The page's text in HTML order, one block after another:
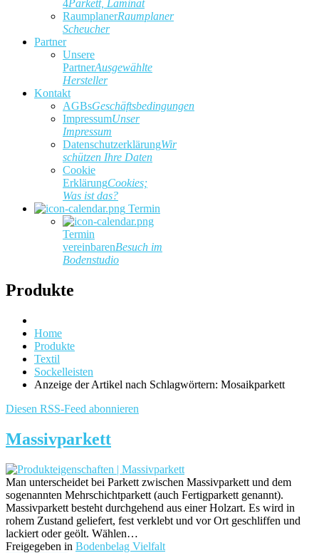
4Parkett, Laminat
RaumplanerRaumplaner
Scheucher
Partner
Unsere
PartnerAusgewählte
Hersteller
Kontakt
AGBsGeschäftsbedingungen
ImpressumUnser
Impressum
DatenschutzerklärungWir
schützen Ihre Daten
Cookie
ErklärungCookies;
Was ist das?
Termin
Termin
vereinbarenBesuch im
Bodenstudio
Produkte
Home
Produkte
Textil
Sockelleisten
Anzeige der Artikel nach Schlagwörtern: Mosaikparkett
Diesen RSS-Feed abonnieren
Massivparkett
Man unterscheidet bei Parkett zwischen Massivparkett und dem
sogenannten Mehrschichtparkett (auch Fertigparkett genannt).
Massivparkett besteht durchgehend aus einer Holzart. Es wird in
rohem Zustand geliefert, fest verklebt und vor Ort geschliffen und
lackiert oder geölt. Wählen…
Freigegeben in Bodenbelag Vielfalt